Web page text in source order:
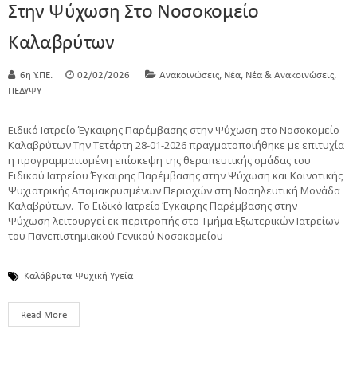
Στην Ψύχωση Στο Νοσοκομείο
Καλαβρύτων
6η Υ.ΠΕ. 02/02/2026 Ανακοινώσεις, Νέα, Νέα & Ανακοινώσεις,
ΠΕΔΥΨΥ
Ειδικό Ιατρείο Έγκαιρης Παρέμβασης στην Ψύχωση στο Νοσοκομείο
Καλαβρύτων Την Τετάρτη 28-01-2026 πραγματοποιήθηκε με επιτυχία
η προγραμματισμένη επίσκεψη της θεραπευτικής ομάδας του
Ειδικού Ιατρείου Έγκαιρης Παρέμβασης στην Ψύχωση και Κοινοτικής
Ψυχιατρικής Απομακρυσμένων Περιοχών στη Νοσηλευτική Μονάδα
Καλαβρύτων. Το Ειδικό Ιατρείο Έγκαιρης Παρέμβασης στην
Ψύχωση λειτουργεί εκ περιτροπής στο Τμήμα Εξωτερικών Ιατρείων
του Πανεπιστημιακού Γενικού Νοσοκομείου
Καλάβρυτα Ψυχική Υγεία
Read More